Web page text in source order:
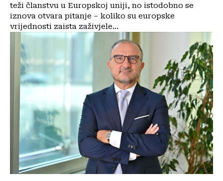
teži članstvu u Europskoj uniji, no istodobno se
iznova otvara pitanje – koliko su europske
vrijednosti zaista zaživjele...